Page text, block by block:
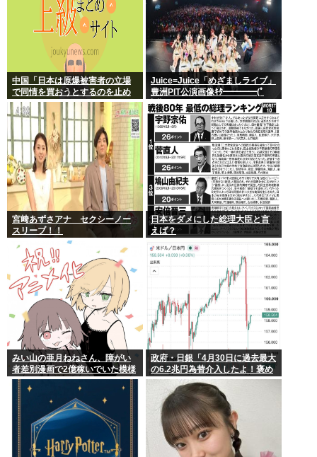
中国「日本は原爆被害者の立場
で同情を買おうとするのを止め
ろ」
Juice=Juice「めざましライブ」
豊洲PIT公演画像ｷﾀ━━━━(ﾟ
∀ﾟ)━━━━!!
宮﨑あずさアナ セクシーノー
スリーブ！！
日本をダメにした総理大臣と言
えば？
みい山の亜月ねねさん、障がい
者差別漫画で2億稼いでいた模様
www
政府・日銀「4月30日に過去最大
の6.2兆円為替介入したよ！褒め
てよ！」